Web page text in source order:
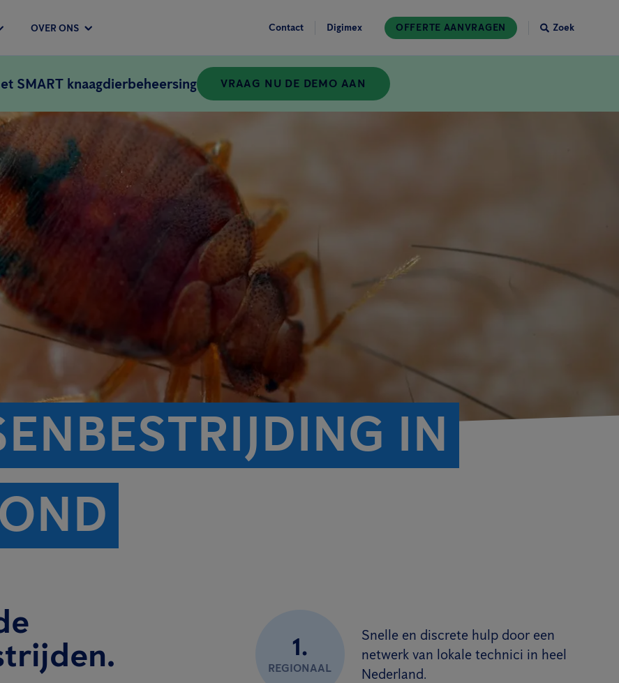
OVER ONS Contact Digimex OFFERTE AANVRAGEN Zoek
SMART knaagdierbeheersing VRAAG NU DE DEMO AAN
IN
1.
REGIONAAL
Snelle en discrete hulp door een
netwerk van lokale technici in heel
Nederland.